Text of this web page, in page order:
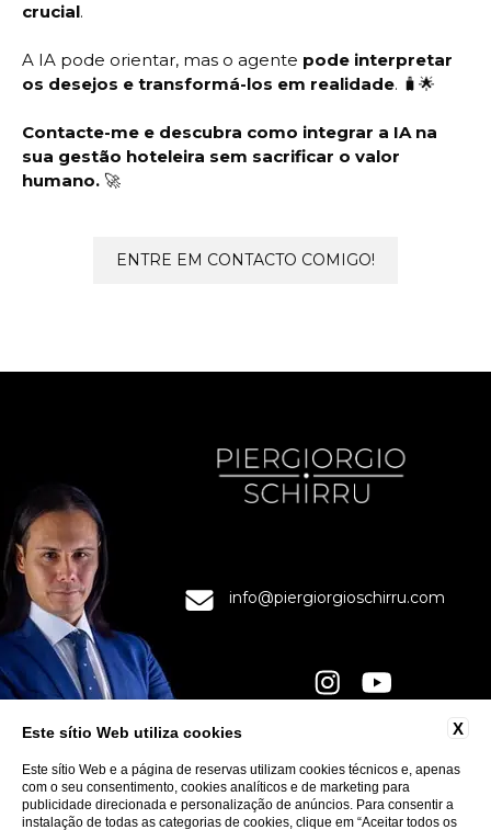
crucial.
A IA pode orientar, mas o agente pode interpretar
os desejos e transformá-los em realidade. 🧳🌟
Contacte-me e descubra como integrar a IA na
sua gestão hoteleira sem sacrificar o valor
humano. 🚀
ENTRE EM CONTACTO COMIGO!
info@piergiorgioschirru.com
PRIVACIDADE
COOKIE
X
Este sítio Web utiliza cookies
Este sítio Web e a página de reservas utilizam cookies técnicos e, apenas
com o seu consentimento, cookies analíticos e de marketing para
publicidade direcionada e personalização de anúncios. Para consentir a
instalação de todas as categorias de cookies, clique em “Aceitar todos os